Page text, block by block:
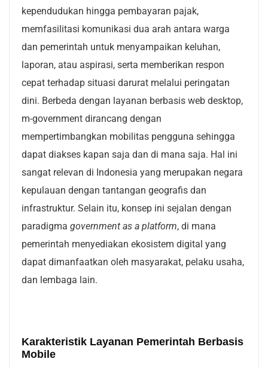
kependudukan hingga pembayaran pajak,
memfasilitasi komunikasi dua arah antara warga
dan pemerintah untuk menyampaikan keluhan,
laporan, atau aspirasi, serta memberikan respon
cepat terhadap situasi darurat melalui peringatan
dini. Berbeda dengan layanan berbasis web desktop,
m-government dirancang dengan
mempertimbangkan mobilitas pengguna sehingga
dapat diakses kapan saja dan di mana saja. Hal ini
sangat relevan di Indonesia yang merupakan negara
kepulauan dengan tantangan geografis dan
infrastruktur. Selain itu, konsep ini sejalan dengan
paradigma government as a platform, di mana
pemerintah menyediakan ekosistem digital yang
dapat dimanfaatkan oleh masyarakat, pelaku usaha,
dan lembaga lain.
Karakteristik Layanan Pemerintah Berbasis
Mobile